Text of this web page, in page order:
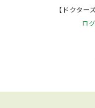
【ドクター
ロ